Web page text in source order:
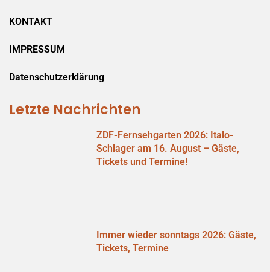
KONTAKT
IMPRESSUM
Datenschutzerklärung
Letzte Nachrichten
ZDF-Fernsehgarten 2026: Italo-
Schlager am 16. August – Gäste,
Tickets und Termine!
Immer wieder sonntags 2026: Gäste,
Tickets, Termine